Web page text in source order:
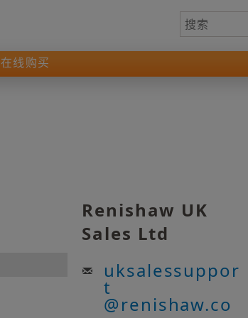
在线购买
Renishaw UK
Sales Ltd
uksalessuppor
t
@renishaw.co